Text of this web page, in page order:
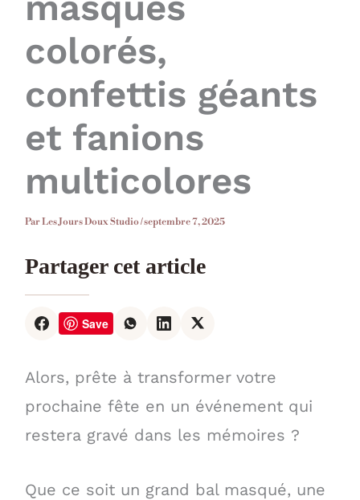
colorés,
confettis géants
et fanions
multicolores
ParLes Jours Doux Studio/septembre 7, 2025
Partager cet article
Save
Alors, prête à transformer votre
prochaine fête en un événement qui
restera gravé dans les mémoires ?
Que ce soit un grand bal masqué, une